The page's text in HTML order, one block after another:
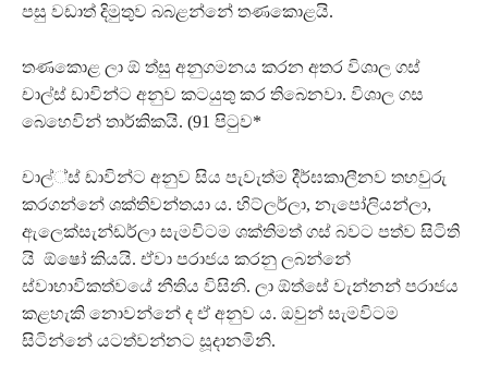
පසු වඩාත් දිමුතුව බබළන්නේ තණකොළයි.
තණකොළ ලා ඕ ත්සු අනුගමනය කරන අතර විශාල ගස්
චාල්ස් ඩාවින්ට අනුව කටයුතු කර තිබෙනවා. විශාල ගස
බෙහෙවින් තාර්කිකයි. (91 පිටුව*
චාල්්ස් ඩාවින්ට අනුව සිය පැවැත්ම දීර්ඝකාලීනව තහවුරු
කරගන්නේ ශක්තිවන්තයා ය. හිට්ලර්ලා, නැපෝලියන්ලා,
ඇලෙක්සැන්ඩර්ලා සැමවිටම ශක්තිමත් ගස් බවට පත්ව සිටිති
යි ඕෂෝ කියයි. ඒවා පරාජය කරනු ලබන්නේ
ස්වාභාවිකත්වයේ නීතිය විසිනි. ලා ඕත්සේ වැන්නන් පරාජය
කළහැකි නොවන්නේ ද ඒ අනුව ය. ඔවුන් සැමවිටම
සිටින්නේ යටත්වන්නට සූදානමිනි.